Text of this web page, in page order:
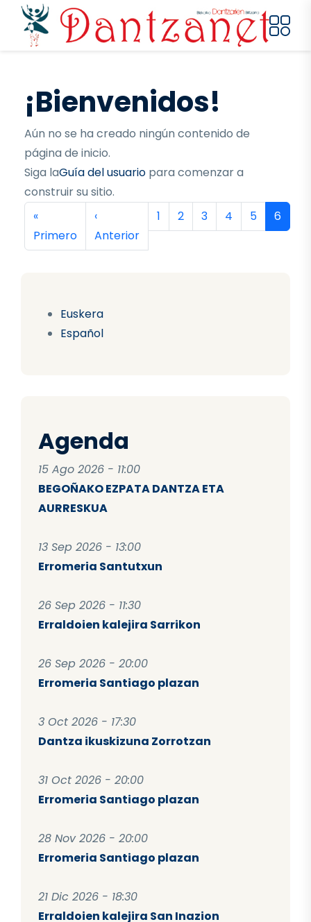
Pasar al contenido principal
Euskera
Español
Agenda
15 Ago 2026 - 11:00
BEGOÑAKO EZPATA DANTZA ETA
AURRESKUA
13 Sep 2026 - 13:00
Erromeria Santutxun
26 Sep 2026 - 11:30
Erraldoien kalejira Sarrikon
26 Sep 2026 - 20:00
Erromeria Santiago plazan
3 Oct 2026 - 17:30
Dantza ikuskizuna Zorrotzan
31 Oct 2026 - 20:00
Erromeria Santiago plazan
28 Nov 2026 - 20:00
Erromeria Santiago plazan
21 Dic 2026 - 18:30
Erraldoien kalejira San Inazion
¡Bienvenidos!
Aún no se ha creado ningún contenido de
página de inicio.
Siga laGuía del usuario para comenzar a
construir su sitio.
Paginación
Primera página
«
Primero
Página anterior
‹
Anterior
Página
1 Página
2 Página
3 Página
4 Página
5 6